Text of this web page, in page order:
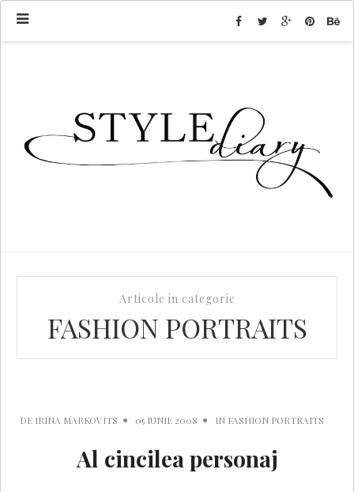
Articole in categorie
FASHION PORTRAITS
DE IRINA MARKOVITS 05 IUNIE 2008 IN FASHION PORTRAITS
Al cincilea personaj